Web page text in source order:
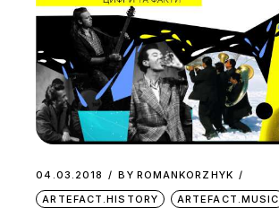
04.03.2018 BY ROMANKORZHYK
ARTEFACT.HISTORY
ARTEFACT.MUSIC